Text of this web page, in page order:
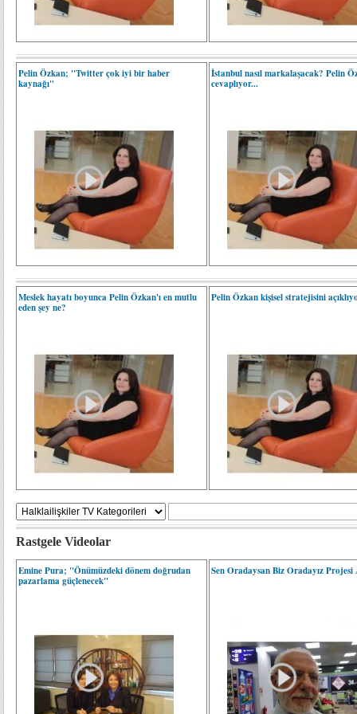
Pelin Özkan; "Twitter çok iyi bir haber
kaynağı"
İstanbul nasıl markalaşacak? Pelin
cevaplıyor...
Meslek hayatı boyunca Pelin Özkan'ı en mutlu
eden şey ne?
Pelin Özkan kişisel stratejisini
Rastgele Videolar
Emine Pura; "Önümüzdeki dönem doğrudan
pazarlama güçlenecek"
Sen Oradaysan Biz Oradayız Projesi